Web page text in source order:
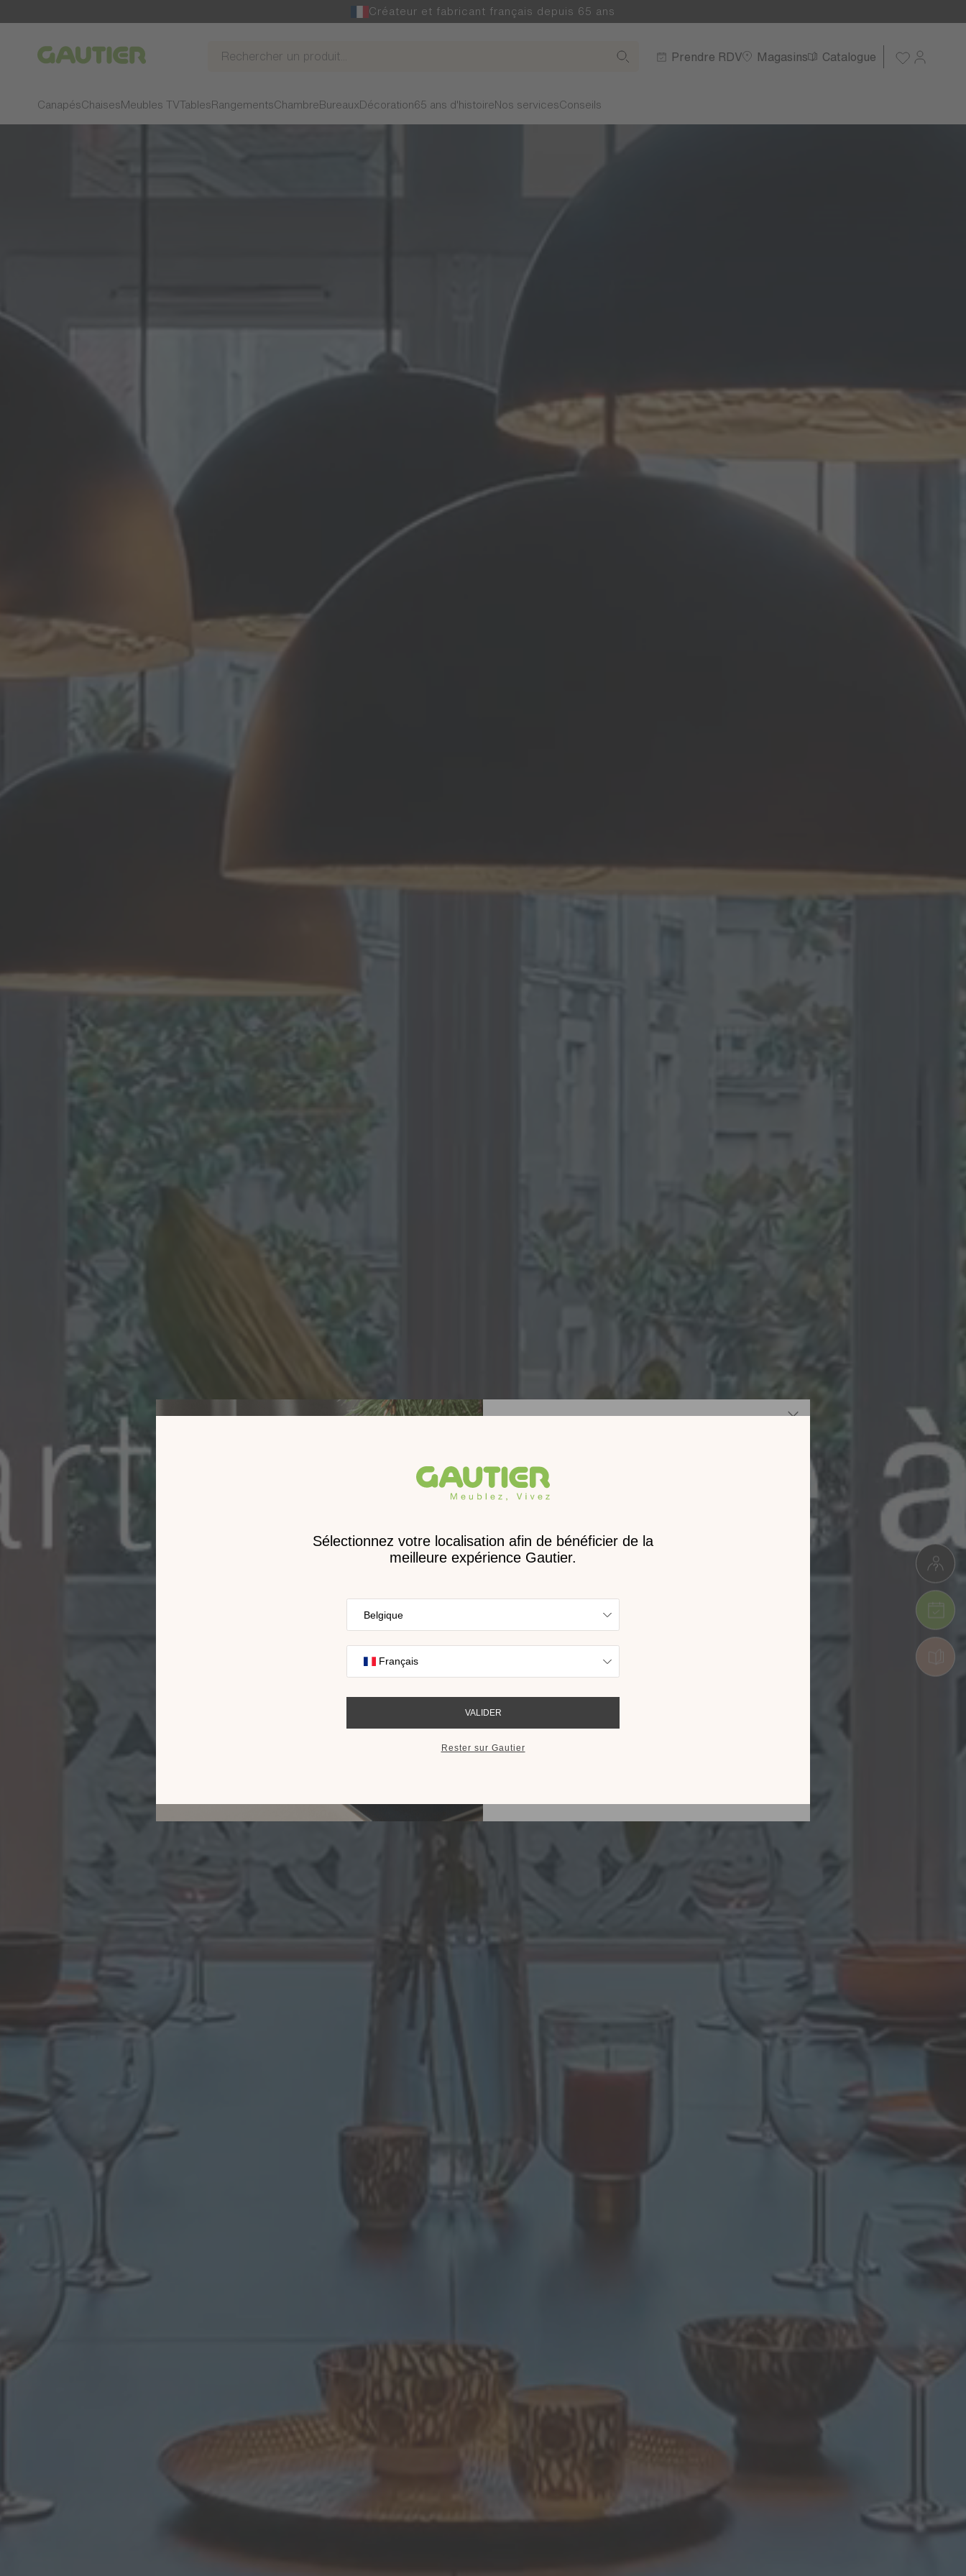
Créateur et fabricant français depuis 65 ans
Gautier Prendre RDV Magasins Catalogue
CanapésChaises Meubles TVTables RangementsChambre Bureaux Décoration65 ans d'histoire Nos servicesConseils
nouveau catalogue
Trouvez l’inspiration en découvrant
nos collections sur l’écran de votre
RECEVOIR LE CATALOGUE 2026